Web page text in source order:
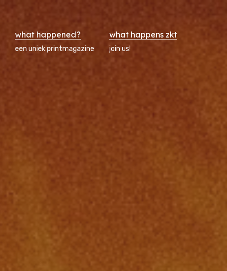
what happened?
een uniek printmagazine
what happens zkt
join us!